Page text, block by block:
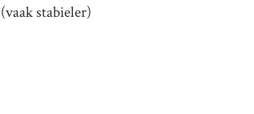
stabieler)